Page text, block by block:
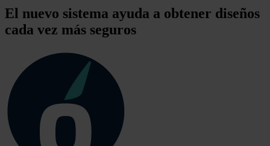
El nuevo sistema ayuda a obtener diseños
cada vez más seguros